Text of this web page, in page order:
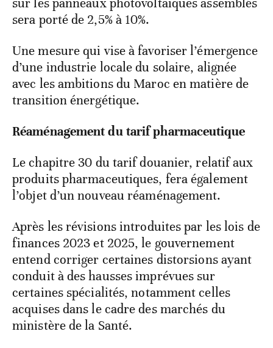
sur les panneaux photovoltaïques assemblés
sera porté de 2,5% à 10%.
Une mesure qui vise à favoriser l’émergence
d’une industrie locale du solaire, alignée
avec les ambitions du Maroc en matière de
transition énergétique.
Réaménagement du tarif pharmaceutique
Le chapitre 30 du tarif douanier, relatif aux
produits pharmaceutiques, fera également
l’objet d’un nouveau réaménagement.
Après les révisions introduites par les lois de
finances 2023 et 2025, le gouvernement
entend corriger certaines distorsions ayant
conduit à des hausses imprévues sur
certaines spécialités, notamment celles
acquises dans le cadre des marchés du
ministère de la Santé.